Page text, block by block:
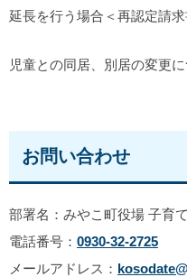
延長を行う場合＜再認定請求
児童との同居、別居の変更
お問い合わせ
部署名：みやこ町役場 子育
電話番号： 0930-32-2725
メールアドレス：